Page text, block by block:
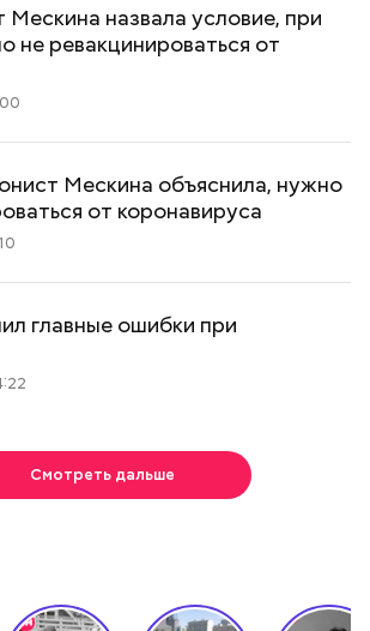
назвала условие, при
не ревакцинироваться от
Мескина объяснила, нужно
от коронавируса
главные ошибки при
Смотреть дальше